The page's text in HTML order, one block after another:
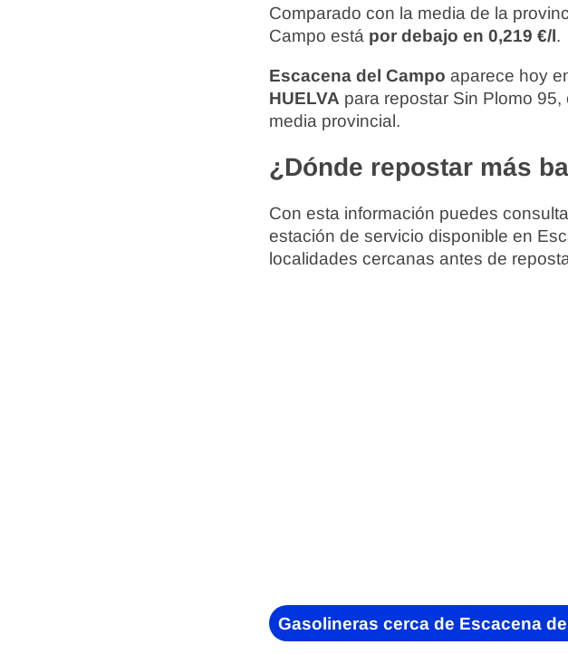
Comparado con la media de la
Campo está por debajo en 0,219 €/l.
Escacena del Campo aparece hoy
HUELVA para repostar Sin Plomo
media provincial.
¿Dónde repostar más
Con esta información puedes
estación de servicio disponible en
localidades cercanas antes de
Gasolineras cerca de Escacena